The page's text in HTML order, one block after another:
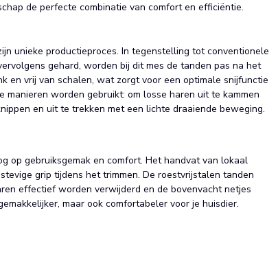
de perfecte combinatie van comfort en efficiëntie.
unieke productieproces. In tegenstelling tot conventionele
gehard, worden bij dit mes de tanden pas na het
en vrij van schalen, wat zorgt voor een optimale snijfunctie
worden gebruikt: om losse haren uit te kammen
en uit te trekken met een lichte draaiende beweging.
op gebruiksgemak en comfort. Het handvat van lokaal
grip tijdens het trimmen. De roestvrijstalen tanden
effectief worden verwijderd en de bovenvacht netjes
maar ook comfortabeler voor je huisdier.